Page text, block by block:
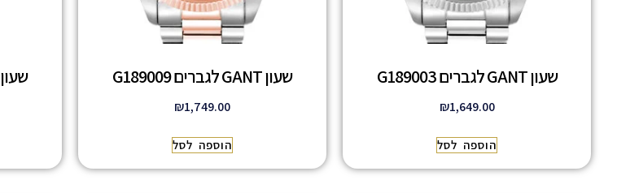
שעון GANT לגברים G189003
₪1,649.00
הוספה לסל
שעון GANT לגברים G189009
₪1,749.00
הוספה לסל
שעון GANT לגברים G197002